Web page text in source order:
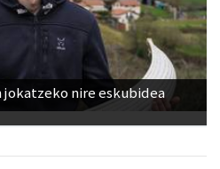
nire eskubidea